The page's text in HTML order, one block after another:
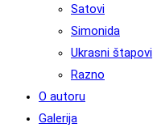
Satovi
Simonida
Ukrasni štapovi
Razno
O autoru
Galerija